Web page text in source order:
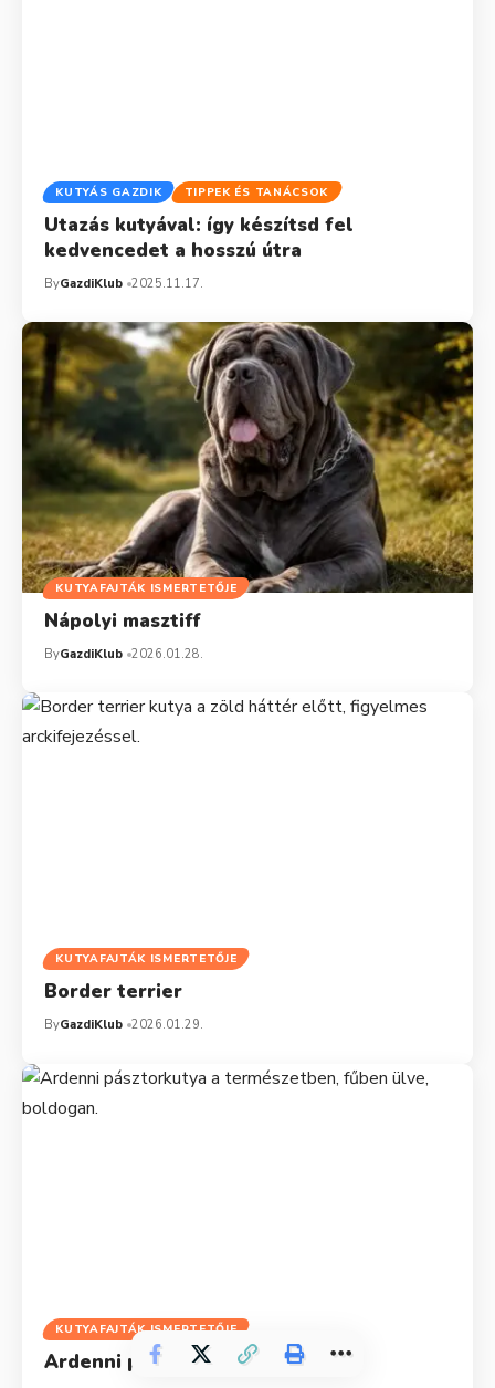
KUTYÁS GAZDIK TIPPEK ÉS TANÁCSOK
Utazás kutyával: így készítsd fel
kedvencedet a hosszú útra
ByGazdiKlub 2025.11.17.
KUTYAFAJTÁK ISMERTETŐJE
Nápolyi masztiff
ByGazdiKlub 2026.01.28.
KUTYAFAJTÁK ISMERTETŐJE
Border terrier
ByGazdiKlub 2026.01.29.
KUTYAFAJTÁK ISMERTETŐJE
Ardenni pásztorkutya